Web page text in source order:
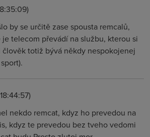
by se určitě zase spousta remcalů,
telecom převádí na službu, kterou si
totiž bývá někdy nespokojenej
nekdo remcat, kdyz ho prevedou na
kdyz te prevedou bez tveho vedomi